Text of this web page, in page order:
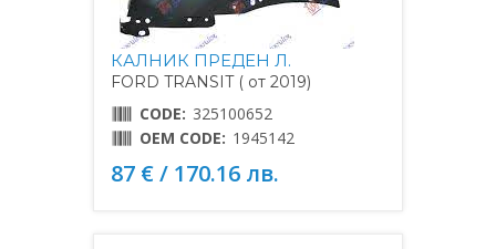
КАЛНИК ПРЕДЕН Л.
FORD TRANSIT ( от 2019)
CODE: 325100652
OEM CODE: 1945142
87 € / 170.16 лв.